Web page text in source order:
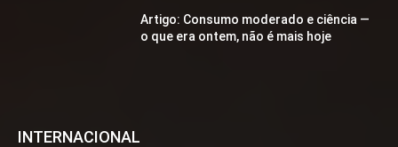
Artigo: Consumo moderado e ciência —
o que era ontem, não é mais hoje
INTERNACIONAL